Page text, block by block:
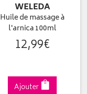
WELEDA
Huile de massage à
l'arnica 100ml
12,99€
Ajouter